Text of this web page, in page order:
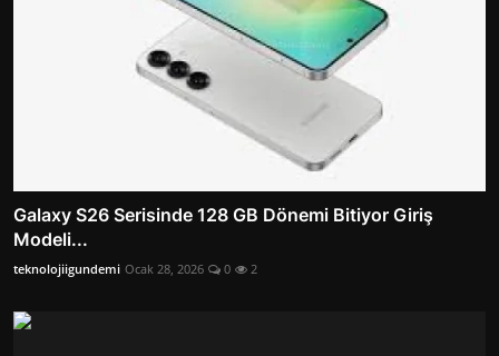
Galaxy S26 Serisinde 128 GB Dönemi Bitiyor Giriş
Modeli...
teknolojiigundemi Ocak 28, 2026 0 2